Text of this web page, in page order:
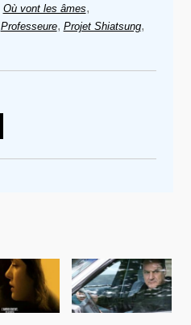
Où vont les âmes,
Professeure, Projet Shiatsung,